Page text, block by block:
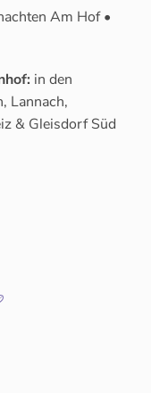
Am Hof •
in den
Lannach,
& Gleisdorf Süd